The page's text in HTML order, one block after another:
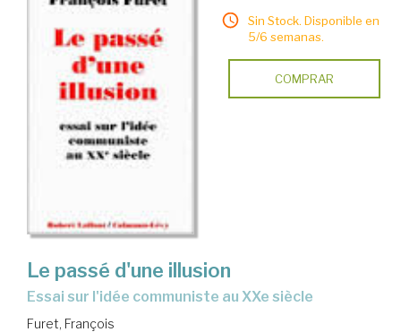
Sin Stock. Disponible en
5/6 semanas.
COMPRAR
Le passé d'une illusion
essai sur l'idée communiste au XXe siècle
Furet, François